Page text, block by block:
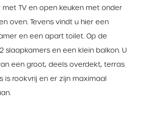
TV en open keuken met onder
oven. Tevens vindt u hier een
en een apart toilet. Op de
slaapkamers en een klein balkon. U
een groot, deels overdekt, terras
is rookvrij en er zijn maximaal